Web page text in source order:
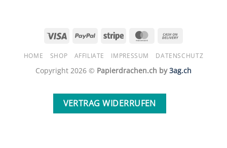
Visa PayPal Stripe MasterCard
Delivery
HOME SHOP AFFILIATE IMPRESSUM DATENSCHUTZ
Copyright 2026 © Papierdrachen.ch by3ag.ch
VERTRAG WIDERRUFEN